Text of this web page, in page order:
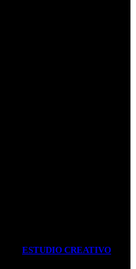
ESTUDIO CREATIVO